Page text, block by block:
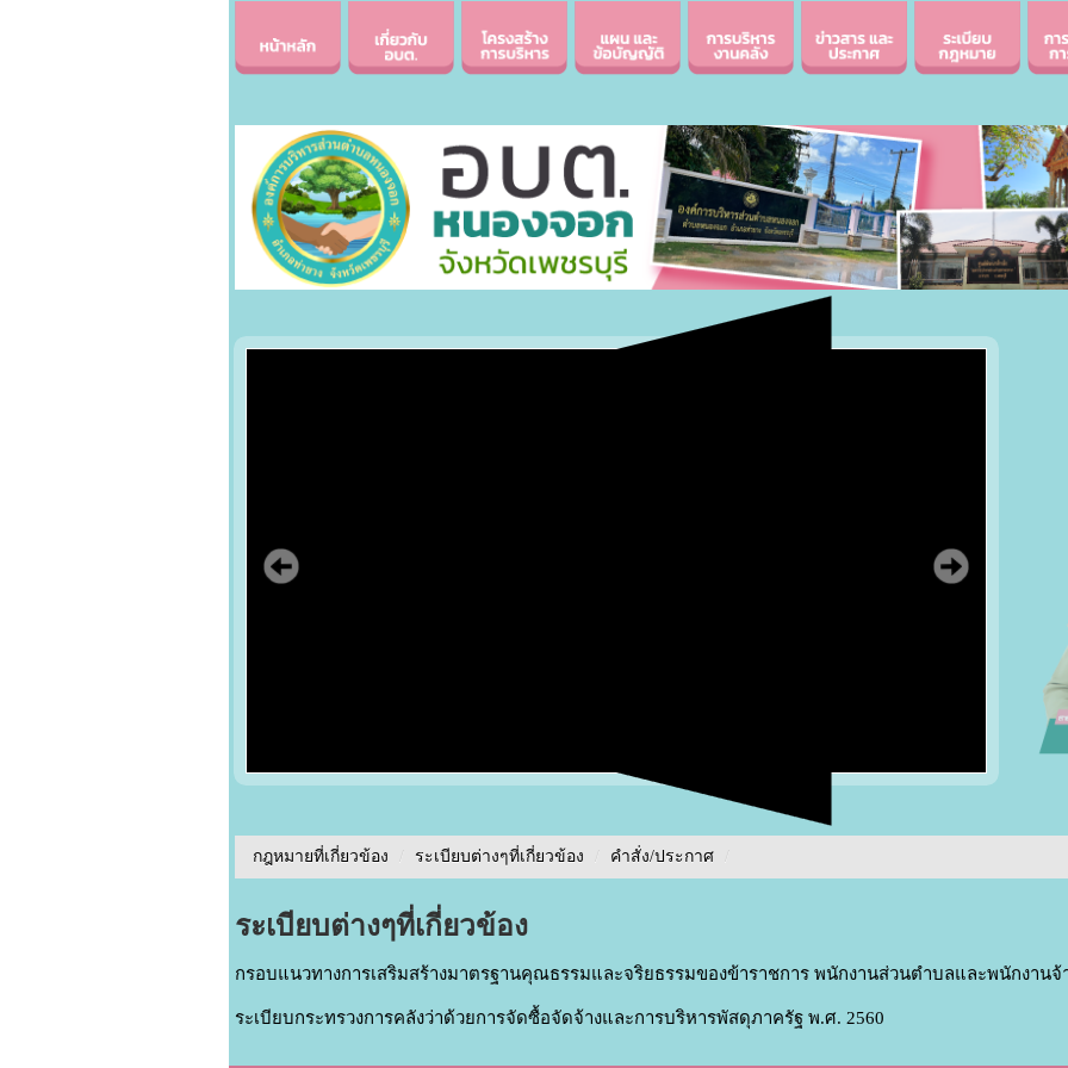
กฎหมายที่เกี่ยวข้อง / ระเบียบต่างๆที่เกี่ยวข้อง / คำสั่ง/ประกาศ /
ระเบียบต่างๆที่เกี่ยวข้อง
กรอบแนวทางการเสริมสร้างมาตรฐานคุณธรรมและจริยธรรมของข้าราชการ พนักงานส่วนตำบลและพนักงานจ้
ระเบียบกระทรวงการคลังว่าด้วยการจัดซื้อจัดจ้างและการบริหารพัสดุภาครัฐ พ.ศ. 2560